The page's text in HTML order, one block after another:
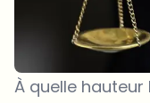
À quelle